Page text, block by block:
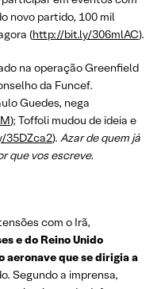
novo partido, 100 mil
(http://bit.ly/306mlAC).
na operação Greenfield
da Funcef.
Guedes, nega
); Toffoli mudou de ideia e
35DZca2). Azar de quem já
que vos escreve.
com o Irã,
e do Reino Unido
que se dirigia a
Segundo a imprensa,